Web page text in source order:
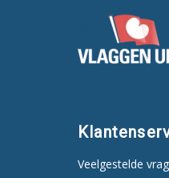
Veelgestelde